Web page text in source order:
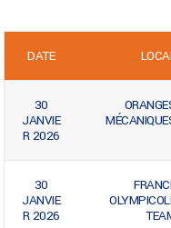
DATE
30
JANVIE
R 2026
30
JANVIE
R 2026